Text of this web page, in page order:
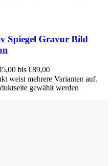
Spiegel Gravur Bild
bis €89,00
weist mehrere Varianten auf.
gewählt werden